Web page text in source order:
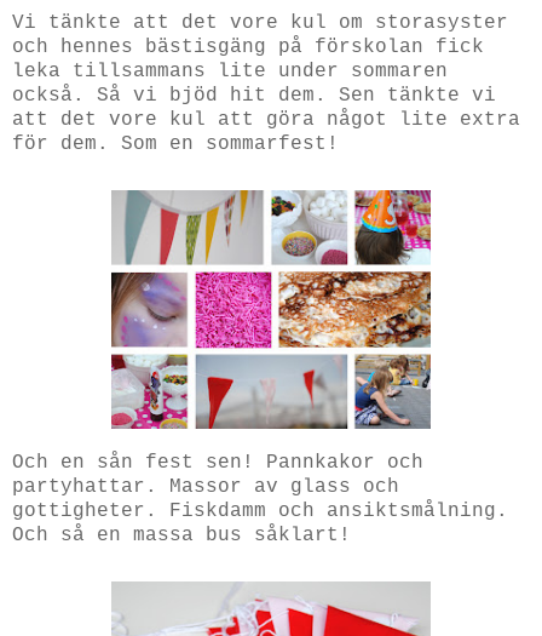
Vi tänkte att det vore kul om storasyster
och hennes bästisgäng på förskolan fick
leka tillsammans lite under sommaren
också. Så vi bjöd hit dem. Sen tänkte vi
att det vore kul att göra något lite extra
för dem. Som en sommarfest!
Och en sån fest sen! Pannkakor och
partyhattar. Massor av glass och
gottigheter. Fiskdamm och ansiktsmålning.
Och så en massa bus såklart!